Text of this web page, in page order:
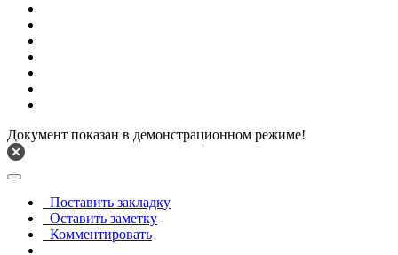
Документ показан в демонстрационном режиме!
Поставить закладку
Оставить заметку
Комментировать